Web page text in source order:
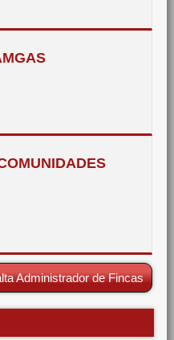
Administrador de Fincas